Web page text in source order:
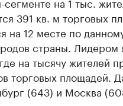
391 кв. м торговых
на 12 месте по
страны. Лидером
на тысячу жителей
торговых площадей.
(643) и Москва